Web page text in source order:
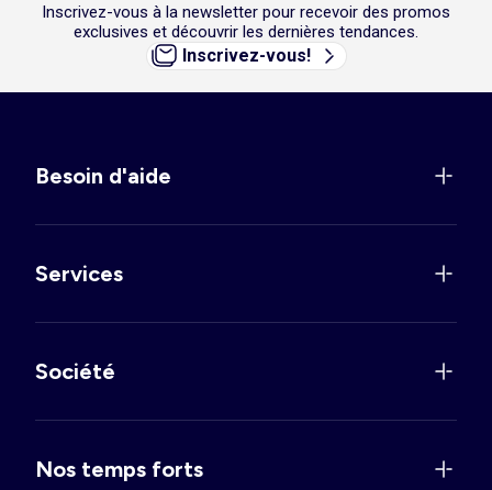
Inscrivez-vous à la newsletter pour recevoir des promos
exclusives et découvrir les dernières tendances.
Inscrivez-vous!
Besoin d'aide
Services
Société
Nos temps forts